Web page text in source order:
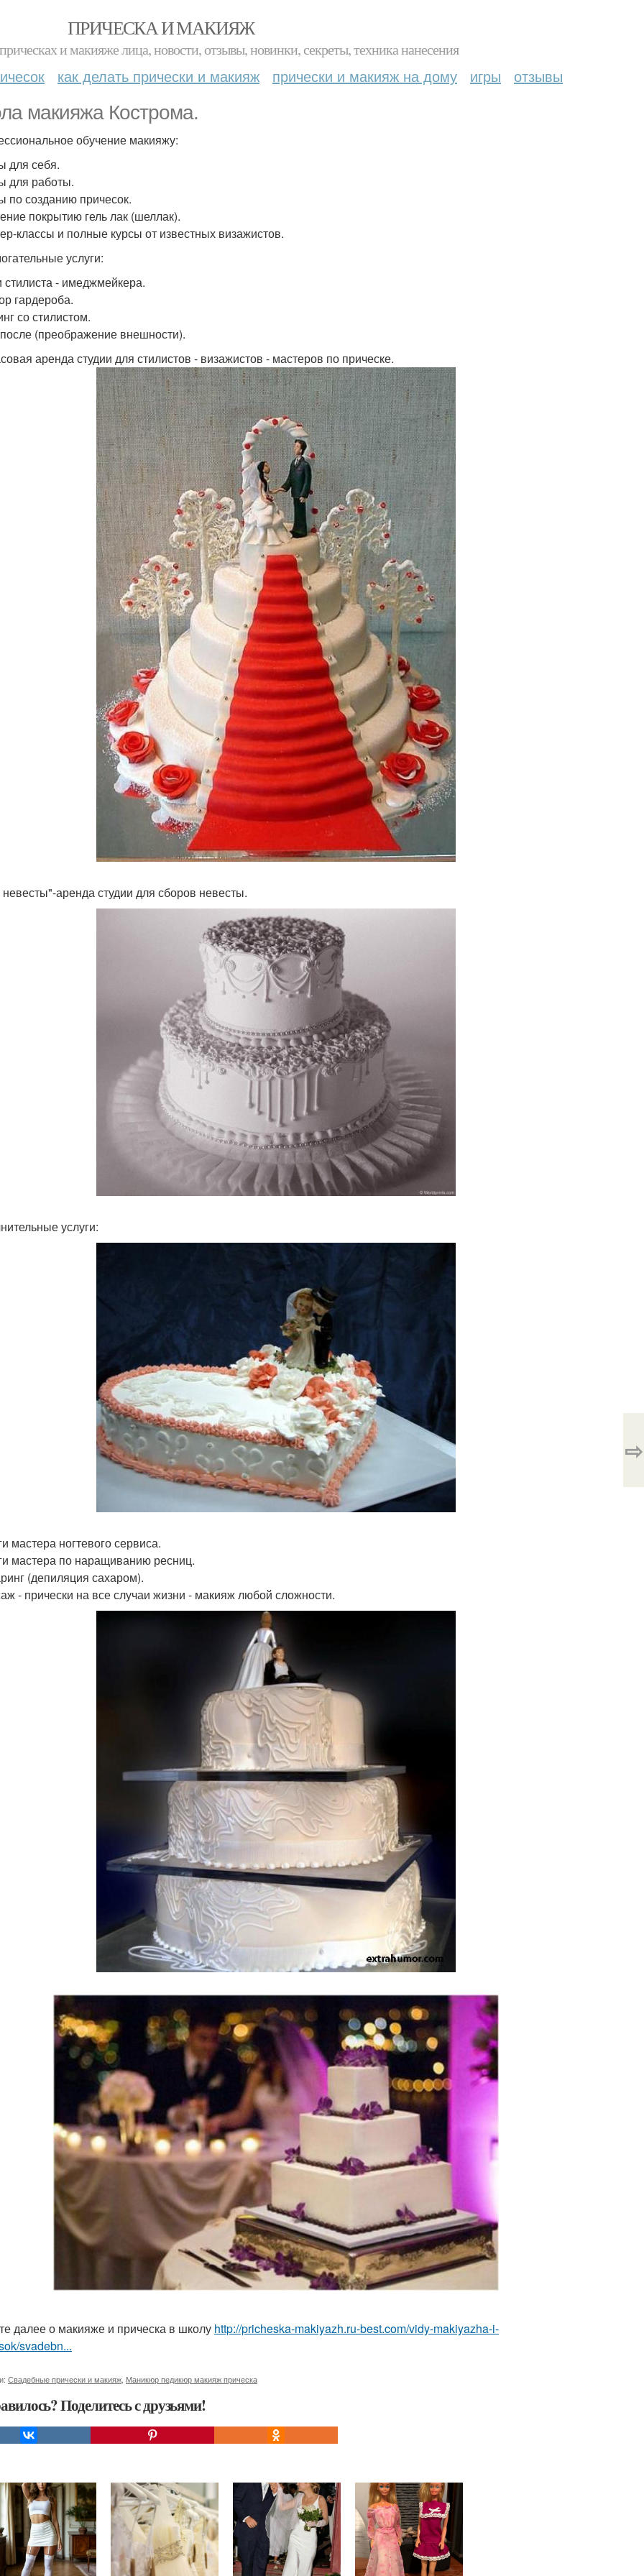
ПРИЧЕСКА И МАКИЯЖ
и макияже лица, новости, отзывы, новинки, секреты, техника нанесения
как делать прически и макияж прически и макияж на дому игры отзывы
макияжа Кострома.
обучение макияжу:
для себя.
для работы.
по созданию причесок.
покрытию гель лак (шеллак).
классы и полные курсы от известных визажистов.
услуги:
стилиста - имеджмейкера.
гардероба.
со стилистом.
(преображение внешности).
аренда студии для стилистов - визажистов - мастеров по прическе.
аренда студии для сборов невесты.
услуги:
мастера ногтевого сервиса.
мастера по наращиванию ресниц.
(депиляция сахаром).
- прически на все случаи жизни - макияж любой сложности.
далее о макияже и прическа в школу http://pricheska-makiyazh.ru-best.com/vidy-makiyazha-i-
svadebn...
Свадебные прически и макияж Маникюр педикюр макияж прическа
Поделитесь с друзьями!
⇨